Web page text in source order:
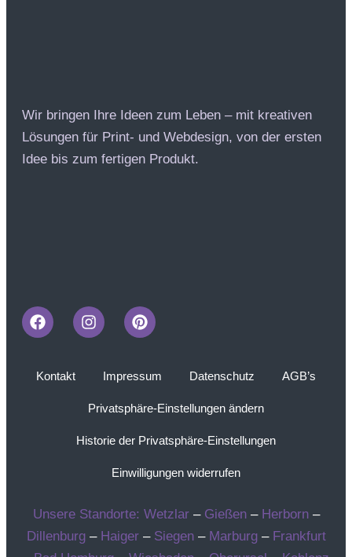
Wir bringen Ihre Ideen zum Leben – mit kreativen
Lösungen für Print- und Webdesign, von der ersten
Idee bis zum fertigen Produkt.
Kontakt Impressum Datenschutz AGB’s
Privatsphäre-Einstellungen ändern
Historie der Privatsphäre-Einstellungen
Einwilligungen widerrufen
Unsere Standorte: Wetzlar– Gießen– Herborn–
Dillenburg– Haiger– Siegen– Marburg– Frankfurt